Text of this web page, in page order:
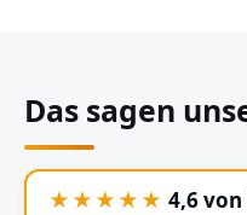
Das sagen
★★★★★ 4,6 von